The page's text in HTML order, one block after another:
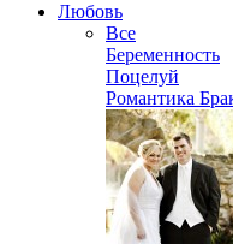
Любовь
Все
Беременность
Поцелуй
Романтика